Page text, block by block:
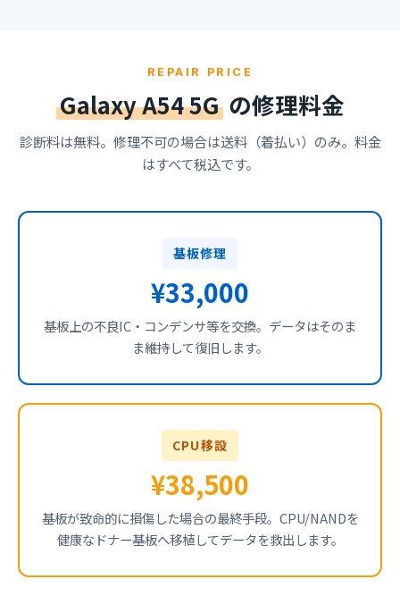
REPAIR PRICE
Galaxy A54 5Gの修理料金
診断料は無料。修理不可の場合は送料（着払い）のみ。料金
はすべて税込です。
基板修理
¥33,000
基板上の不良IC・コンデンサ等を交換。データはそのま
ま維持して復旧します。
CPU移設
¥38,500
基板が致命的に損傷した場合の最終手段。CPU/NANDを
健康なドナー基板へ移植してデータを救出します。